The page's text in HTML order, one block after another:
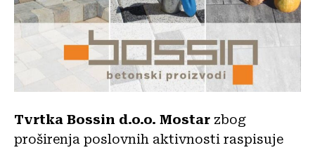
Tvrtka Bossin d.o.o. Mostar zbog
proširenja poslovnih aktivnosti raspisuje